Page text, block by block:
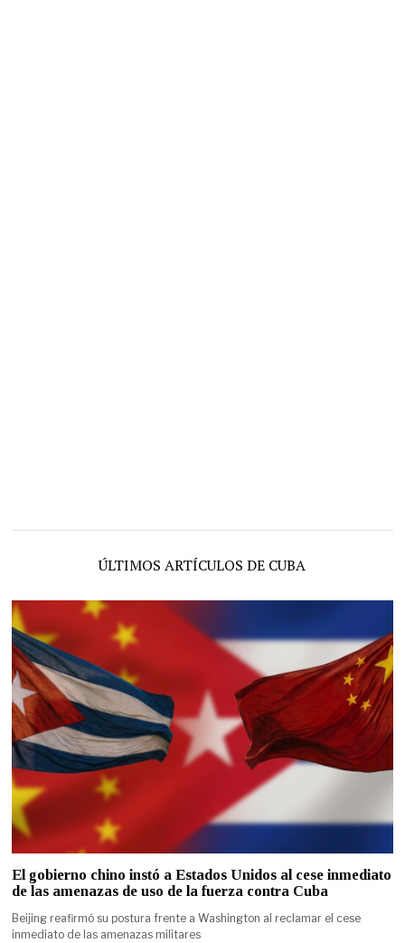
ÚLTIMOS ARTÍCULOS DE CUBA
El gobierno chino instó a Estados Unidos al cese inmediato
de las amenazas de uso de la fuerza contra Cuba
Beijing reafirmó su postura frente a Washington al reclamar el cese
inmediato de las amenazas militares